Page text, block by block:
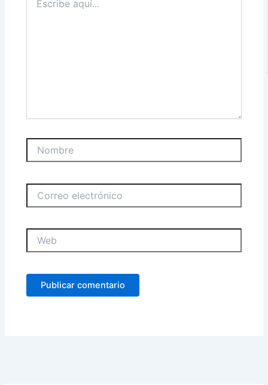
aquí...
electrónico